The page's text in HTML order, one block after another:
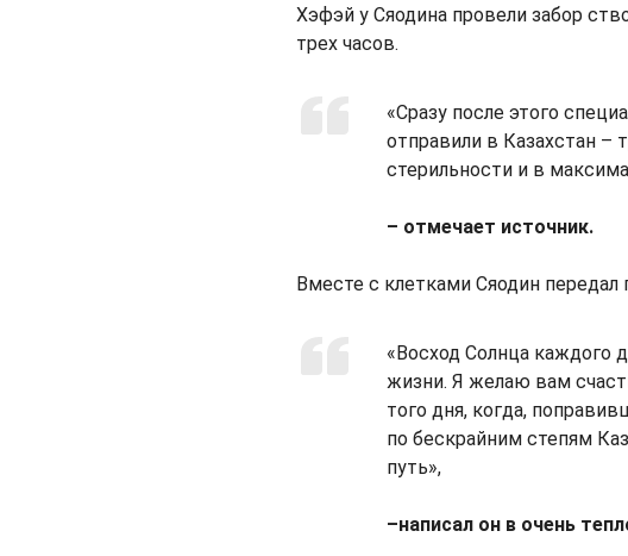
Хэфэй у Сяодина провели забор
трех часов.
«Сразу после этого
отправили в Казахстан –
стерильности и в
– отмечает источник.
Вместе с клетками Сяодин передал
«Восход Солнца каждого
жизни. Я желаю вам
того дня, когда,
по бескрайним степям
путь»,
–написал он в очень